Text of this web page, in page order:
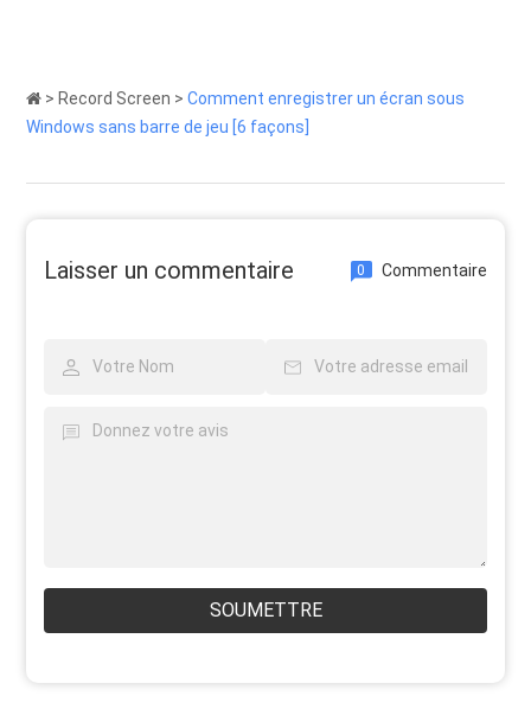
> Record Screen >Comment enregistrer un écran sous
Windows sans barre de jeu [6 façons]
Laisser un commentaire 0 Commentaire
SOUMETTRE